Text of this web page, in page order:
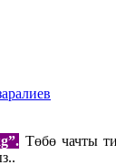
Төбө чачты